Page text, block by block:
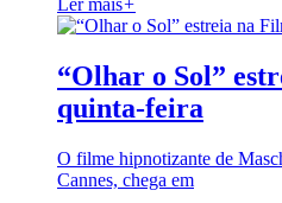
Ler mais+
“Olhar o Sol”
quinta-feira
O filme hipnotizante de
Cannes, chega em